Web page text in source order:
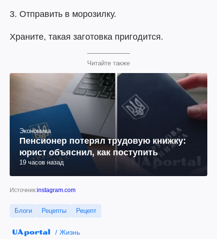
3. Отправить в морозилку.
Храните, такая заготовка пригодится.
Читайте также
Экономика
Пенсионер потерял трудовую книжку:
юрист объяснил, как поступить
19 часов назад
Источник:instagram.com
Блоги Рецепты Рецепт
Жизнь